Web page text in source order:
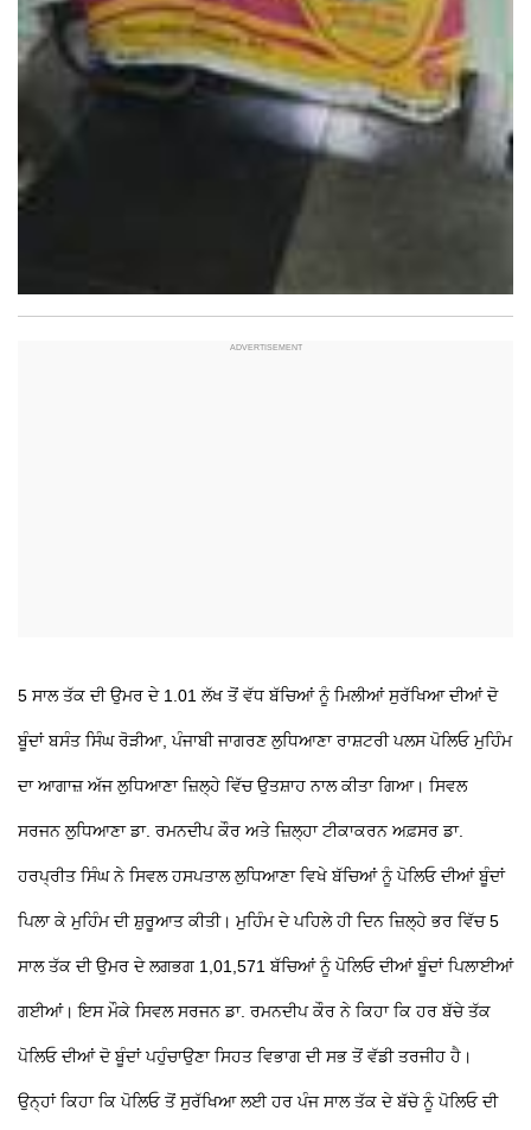
5 ਸਾਲ ਤੱਕ ਦੀ ਉਮਰ ਦੇ 1.01 ਲੱਖ ਤੋਂ ਵੱਧ ਬੱਚਿਆਂ ਨੂੰ ਮਿਲੀਆਂ ਸੁਰੱਖਿਆ ਦੀਆਂ ਦੋ
ਬੂੰਦਾਂਬਸੰਤ ਸਿੰਘ ਰੋੜੀਆ, ਪੰਜਾਬੀ ਜਾਗਰਣ ਲੁਧਿਆਣਾਰਾਸ਼ਟਰੀ ਪਲਸ ਪੋਲਿਓ ਮੁਹਿੰਮ
ਦਾ ਆਗਾਜ਼ ਅੱਜ ਲੁਧਿਆਣਾ ਜ਼ਿਲ੍ਹੇ ਵਿੱਚ ਉਤਸ਼ਾਹ ਨਾਲ ਕੀਤਾ ਗਿਆ। ਸਿਵਲ
ਸਰਜਨ ਲੁਧਿਆਣਾ ਡਾ. ਰਮਨਦੀਪ ਕੌਰ ਅਤੇ ਜ਼ਿਲ੍ਹਾ ਟੀਕਾਕਰਨ ਅਫ਼ਸਰ ਡਾ.
ਹਰਪ੍ਰੀਤ ਸਿੰਘ ਨੇ ਸਿਵਲ ਹਸਪਤਾਲ ਲੁਧਿਆਣਾ ਵਿਖੇ ਬੱਚਿਆਂ ਨੂੰ ਪੋਲਿਓ ਦੀਆਂ ਬੂੰਦਾਂ
ਪਿਲਾ ਕੇ ਮੁਹਿੰਮ ਦੀ ਸ਼ੁਰੂਆਤ ਕੀਤੀ। ਮੁਹਿੰਮ ਦੇ ਪਹਿਲੇ ਹੀ ਦਿਨ ਜ਼ਿਲ੍ਹੇ ਭਰ ਵਿੱਚ 5
ਸਾਲ ਤੱਕ ਦੀ ਉਮਰ ਦੇ ਲਗਭਗ 1,01,571 ਬੱਚਿਆਂ ਨੂੰ ਪੋਲਿਓ ਦੀਆਂ ਬੂੰਦਾਂ ਪਿਲਾਈਆਂ
ਗਈਆਂ। ਇਸ ਮੌਕੇ ਸਿਵਲ ਸਰਜਨ ਡਾ. ਰਮਨਦੀਪ ਕੌਰ ਨੇ ਕਿਹਾ ਕਿ ਹਰ ਬੱਚੇ ਤੱਕ
ਪੋਲਿਓ ਦੀਆਂ ਦੋ ਬੂੰਦਾਂ ਪਹੁੰਚਾਉਣਾ ਸਿਹਤ ਵਿਭਾਗ ਦੀ ਸਭ ਤੋਂ ਵੱਡੀ ਤਰਜੀਹ ਹੈ।
ਉਨ੍ਹਾਂ ਕਿਹਾ ਕਿ ਪੋਲਿਓ ਤੋਂ ਸੁਰੱਖਿਆ ਲਈ ਹਰ ਪੰਜ ਸਾਲ ਤੱਕ ਦੇ ਬੱਚੇ ਨੂੰ ਪੋਲਿਓ ਦੀ